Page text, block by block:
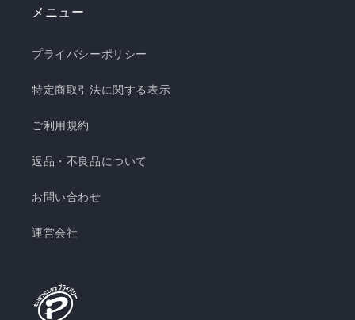
メニュー
プライバシーポリシー
特定商取引法に関する表示
ご利用規約
返品・不良品について
お問い合わせ
運営会社